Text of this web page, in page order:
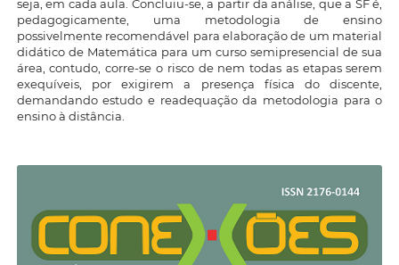
seja, em cada aula. Concluiu-se, a partir da análise, que a SF é,
pedagogicamente, uma metodologia de ensino
possivelmente recomendável para elaboração de um material
didático de Matemática para um curso semipresencial de sua
área, contudo, corre-se o risco de nem todas as etapas serem
exequíveis, por exigirem a presença física do discente,
demandando estudo e readequação da metodologia para o
ensino à distância.